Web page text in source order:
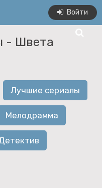
Войти
- Швета
Лучшие сериалы
Мелодрамма